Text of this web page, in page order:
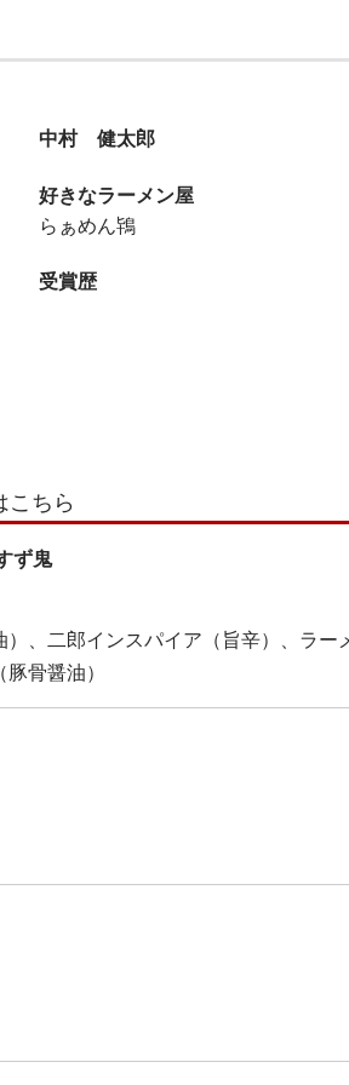
中村 健太郎
好きなラーメン屋
らぁめん鴇
受賞歴
こちら
ず鬼
）、二郎インスパイア（旨辛）、ラ
骨醤油）